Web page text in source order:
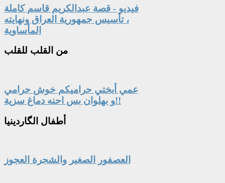
فيديو - قصة عبدالكريم قاسم كاملة
، تأسيس جمهورية العراق ونهايته
المأساوية
من القلب للقلب
عمي أبختي حراميكم خوش حرامي
و بهلوان بس احنه دماغ سزية!!
أطفال الگاردينيا
العصفور الصغير والشجرة العجوز